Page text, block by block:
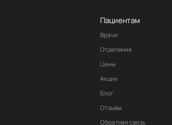
Пациентам
Врачи
Отделения
Цены
Акции
Блог
Отзывы
Обратная связь